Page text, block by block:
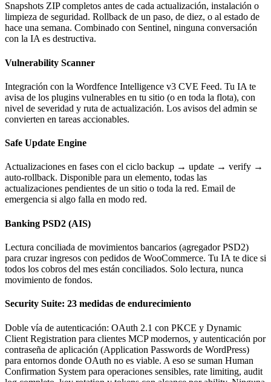
Snapshots ZIP completos antes de cada actualización, instalación o
limpieza de seguridad. Rollback de un paso, de diez, o al estado de
hace una semana. Combinado con Sentinel, ninguna conversación
con la IA es destructiva.
Vulnerability Scanner
Integración con la Wordfence Intelligence v3 CVE Feed. Tu IA te
avisa de los plugins vulnerables en tu sitio (o en toda la flota), con
nivel de severidad y ruta de actualización. Los avisos del admin se
convierten en tareas accionables.
Safe Update Engine
Actualizaciones en fases con el ciclo backup → update → verify →
auto-rollback. Disponible para un elemento, todas las
actualizaciones pendientes de un sitio o toda la red. Email de
emergencia si algo falla en modo red.
Banking PSD2 (AIS)
Lectura conciliada de movimientos bancarios (agregador PSD2)
para cruzar ingresos con pedidos de WooCommerce. Tu IA te dice si
todos los cobros del mes están conciliados. Solo lectura, nunca
movimiento de fondos.
Security Suite: 23 medidas de endurecimiento
Doble vía de autenticación: OAuth 2.1 con PKCE y Dynamic
Client Registration para clientes MCP modernos, y autenticación por
contraseña de aplicación (Application Passwords de WordPress)
para entornos donde OAuth no es viable. A eso se suman Human
Confirmation System para operaciones sensibles, rate limiting, audit